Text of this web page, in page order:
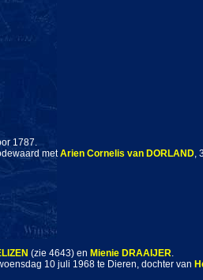
1787.
metArien Cornelis van DORLAND,
(zie 4643) en Mienie DRAAIJER.
10 juli 1968 te Dieren, dochter van